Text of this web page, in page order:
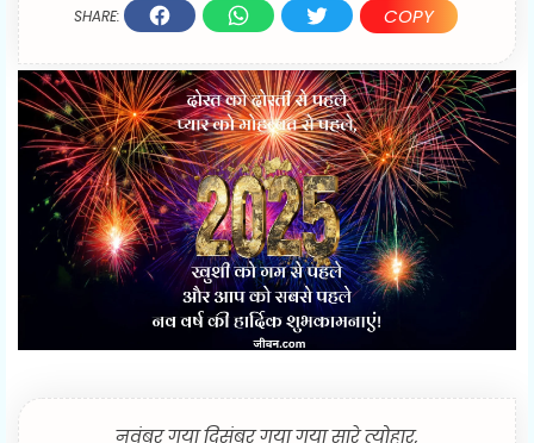
SHARE: COPY
नवंबर गया दिसंबर गया गया सारे त्योहार,